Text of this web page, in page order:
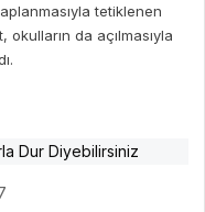
tetiklenen
da açılmasıyla